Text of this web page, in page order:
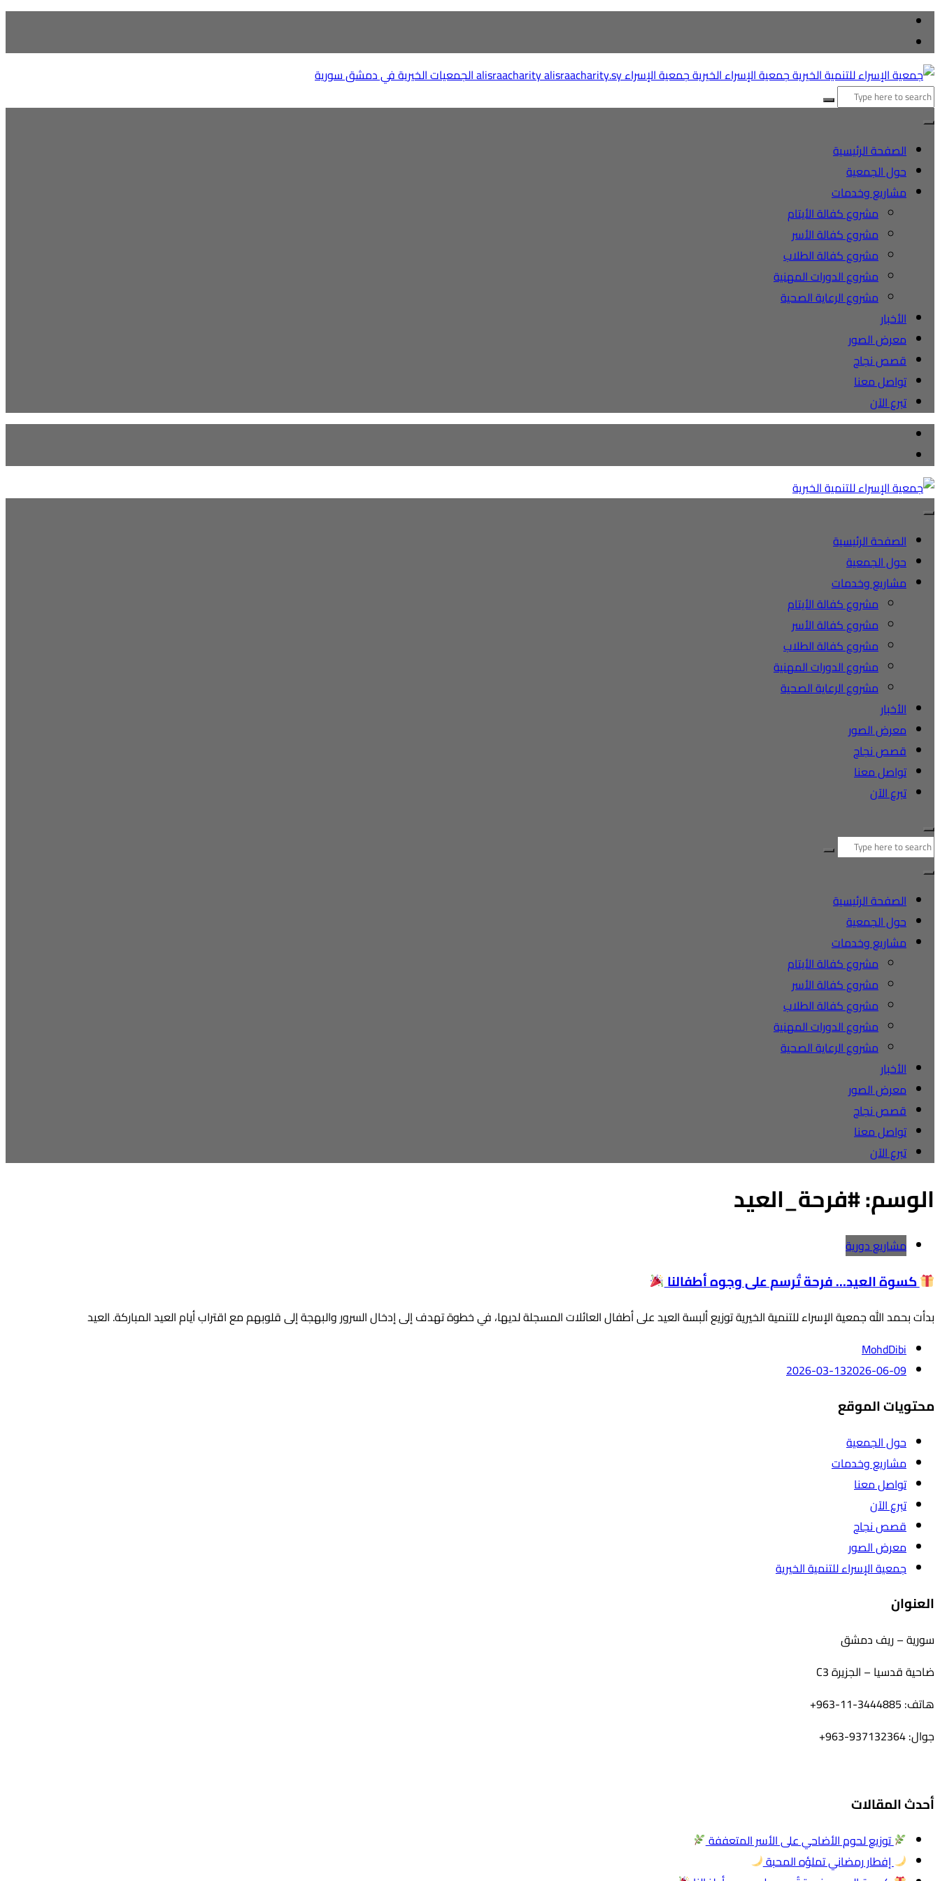
التجاوز
المحتوى
البحث
عن:
الصفحة الرئيسية
حول الجمعية
مشاريع وخدمات
مشروع كفالة الأيتام
مشروع كفالة الأسر
مشروع كفالة الطلاب
مشروع الدورات المهنية
مشروع الرعاية الصحية
الأخبار
معرض الصور
قصص نجاح
تواصل معنا
تبرع الآن
الصفحة الرئيسية
حول الجمعية
مشاريع وخدمات
مشروع كفالة الأيتام
مشروع كفالة الأسر
مشروع كفالة الطلاب
مشروع الدورات المهنية
مشروع الرعاية الصحية
الأخبار
معرض الصور
قصص نجاح
تواصل معنا
تبرع الآن
البحث
عن:
الصفحة الرئيسية
حول الجمعية
مشاريع وخدمات
مشروع كفالة الأيتام
مشروع كفالة الأسر
مشروع كفالة الطلاب
مشروع الدورات المهنية
مشروع الرعاية الصحية
الأخبار
معرض الصور
قصص نجاح
تواصل معنا
تبرع الآن
الوسم:#فرحة_العيد
مشاريع دورية
كسوة العيد… فرحة تُرسم على وجوه أطفالنا
بدأت بحمد الله جمعية الإسراء للتنمية الخيرية توزيع ألبسة العيد على أطفال العائلات المسجلة لديها، في خطوة تهدف إلى إدخال السرور والبهجة إلى قلوبهم مع اقتراب أيام العيد المباركة. العيد
MohdDibi
2026-03-132026-06-09
محتويات الموقع
حول الجمعية
مشاريع وخدمات
تواصل معنا
تبرع الآن
قصص نجاح
معرض الصور
جمعية الإسراء للتنمية الخيرية
العنوان
سورية – ريف دمشق
ضاحية قدسيا – الجزيرة C3
هاتف: 3444885-11-963+
جوال: 937132364-963+
أحدث المقالات
توزيع لحوم الأضاحي على الأسر المتعففة
إفطار رمضاني تملؤه المحبة